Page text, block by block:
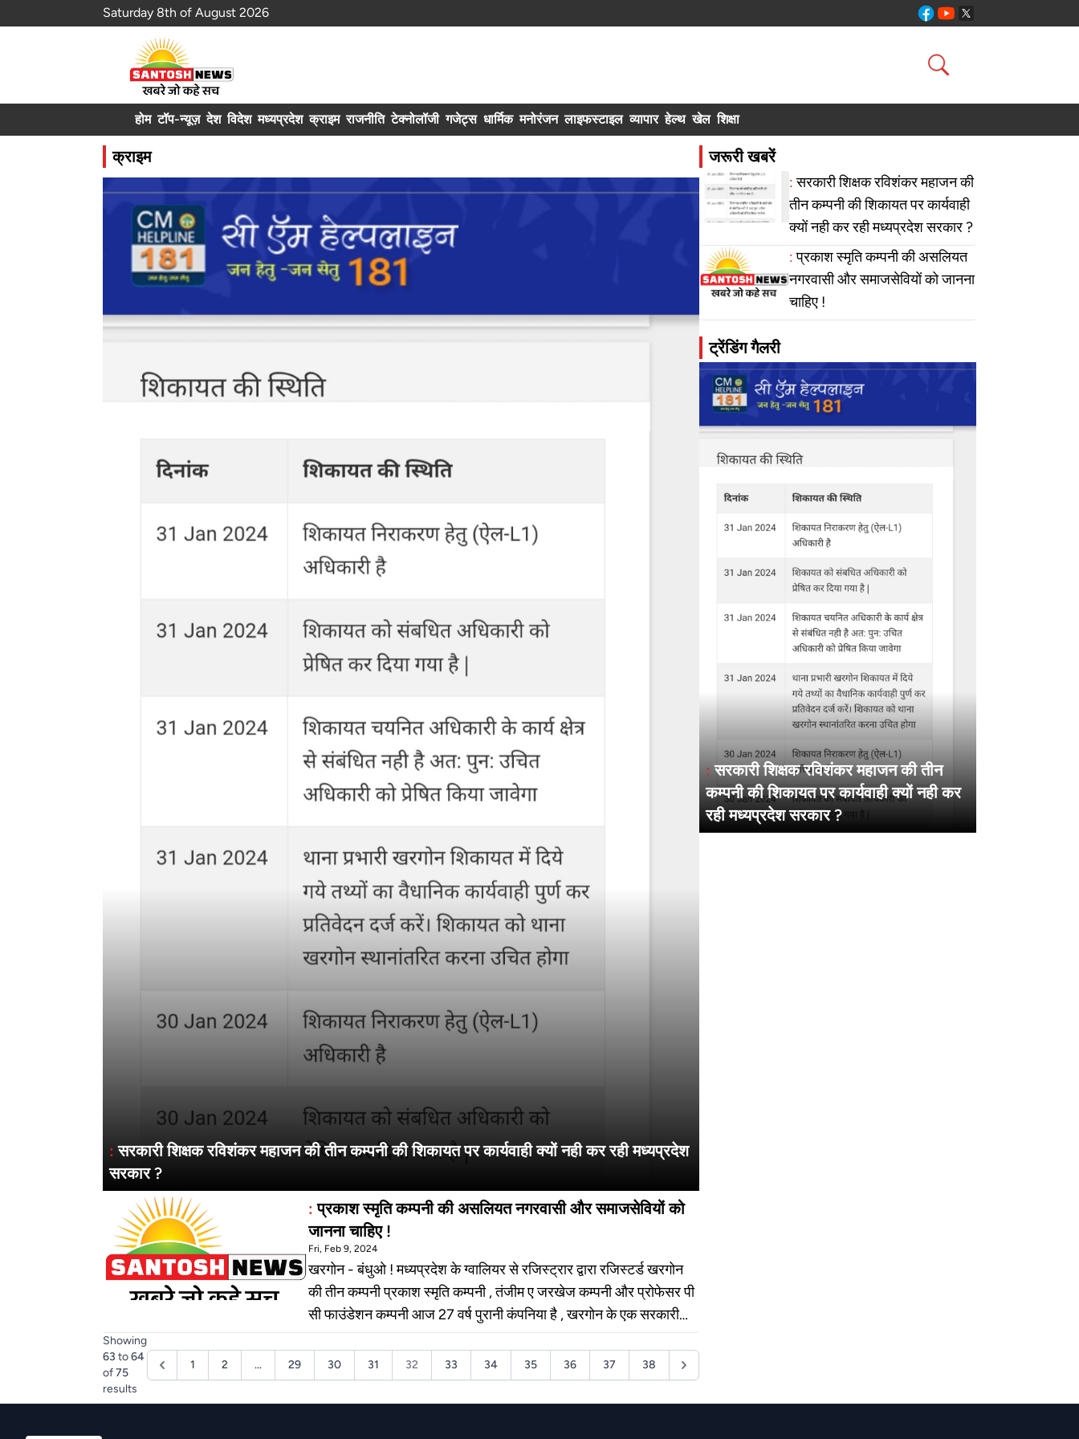
Saturday 8th of August 2026
होम टॉप-न्यूज़ देश विदेश मध्यप्रदेश क्राइम राजनीति टेक्नोलॉजी गजेट्स धार्मिक मनोरंजन लाइफस्टाइल व्यापार हेल्थ खेल शिक्षा
क्राइम
:सरकारी शिक्षक रविशंकर महाजन की तीन कम्पनी की शिकायत पर कार्यवाही क्यों नही कर रही मध्यप्रदेश
सरकार ?
:प्रकाश स्मृति कम्पनी की असलियत नगरवासी और समाजसेवियों को
जानना चाहिए !
Fri, Feb 9, 2024
खरगोन - बंधुओ ! मध्यप्रदेश के ग्वालियर से रजिस्ट्रार द्वारा रजिस्टर्ड खरगोन
की तीन कम्पनी प्रकाश स्मृति कम्पनी , तंजीम ए जरखेज कम्पनी और प्रोफेसर पी
सी फाउंडेशन कम्पनी आज 27 वर्ष पुरानी कंपनिया है , खरगोन के एक सरकारी
मास्टर ने बुद्धि बल का उपयोग किया , 22 हजार गरीब , मजदूर , किसान और छोटे
व्यापारी से 1520 रुपए प्रति शेयर लिए और अपने पिता का फोटो प्रकाशित कर
एक लालच दिया की आपको मेरी कम्पनी आपके बुढ़ापे में एक मुश्त पैसा देगी , कम्पनी
के पास यदि पैसा जमा रखोगे तो कम्पनी जीवन भर आपको पेंशन देगी , बंधुओ आज
Showing
63 to64
of75
results
1 2 ... 29 30 31 32 33 34 35 36 37 38
जरूरी खबरें
:सरकारी शिक्षक रविशंकर महाजन की
तीन कम्पनी की शिकायत पर कार्यवाही
क्यों नही कर रही मध्यप्रदेश सरकार ?
:प्रकाश स्मृति कम्पनी की असलियत
नगरवासी और समाजसेवियों को जानना
चाहिए !
ट्रेंडिंग गैलरी
:सरकारी शिक्षक रविशंकर महाजन की तीन
कम्पनी की शिकायत पर कार्यवाही क्यों नही कर
रही मध्यप्रदेश सरकार ?